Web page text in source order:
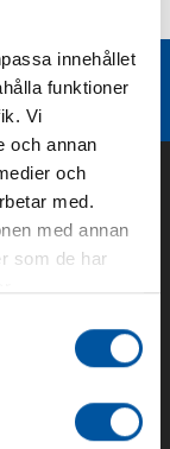
innehållet
funktioner
Vi
och annan
och
med.
med annan
som de har